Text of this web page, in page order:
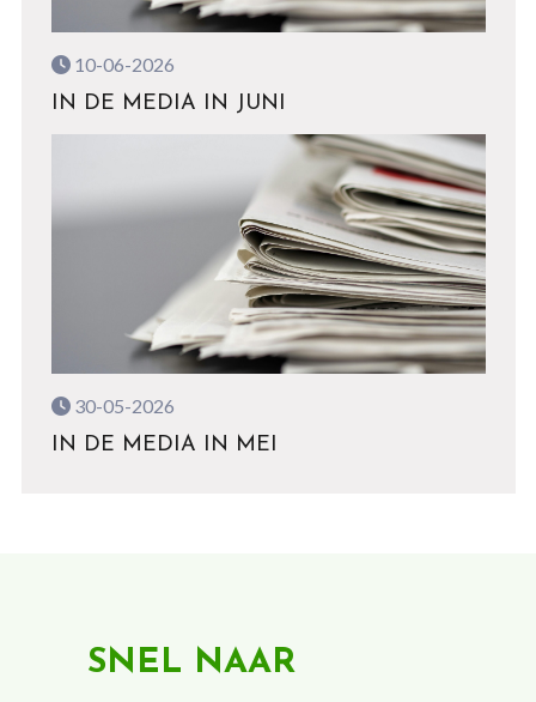
10-06-2026
IN DE MEDIA IN JUNI
30-05-2026
IN DE MEDIA IN MEI
SNEL NAAR